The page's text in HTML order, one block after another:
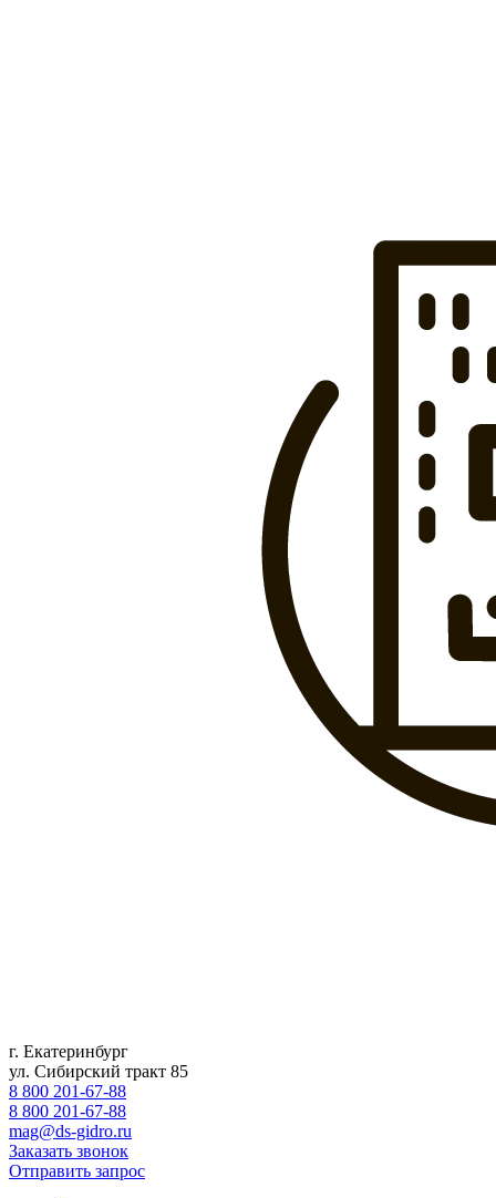
г. Екатеринбург
ул. Сибирский тракт 85
8 800 201-67-88
8 800 201-67-88
mag@ds-gidro.ru
Заказать звонок
Отправить запрос